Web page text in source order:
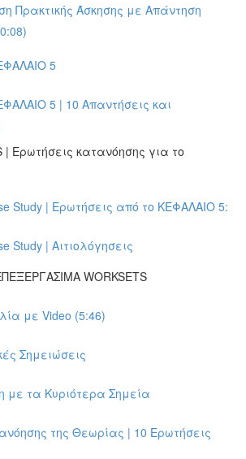
Πρακτικής Άσκησης με Απάντηση
5
5 | 10 Απαντήσεις και
| Ερωτήσεις κατανόησης για το
Study | Ερωτήσεις από το ΚΕΦΑΛΑΙΟ 5:
Study | Αιτιολόγησεις
WORKSETS
με Video (5:46)
Σημειώσεις
με τα Κυριότερα Σημεία
της Θεωρίας | 10 Ερωτήσεις